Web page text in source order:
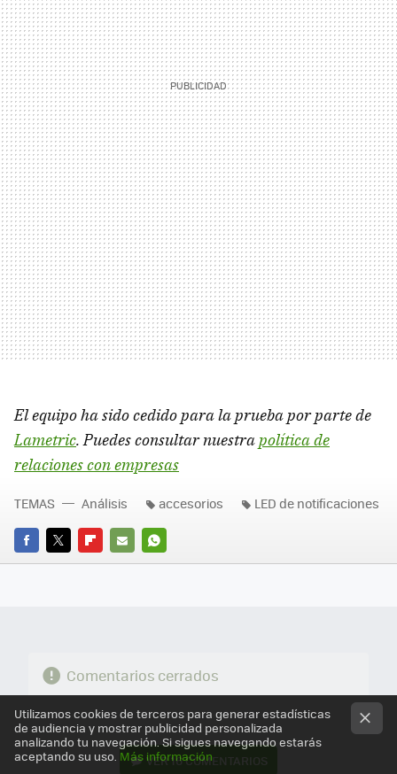
El equipo ha sido cedido para la prueba por parte de
Lametric. Puedes consultar nuestrapolítica de
relaciones con empresas
FACEBOOK
TWITTERFLIPBOARD
E-
WHATSAPP
TEMAS Análisis accesorios LED de notificaciones
Comentarios cerrados
VER16 COMENTARIOS
Utilizamos cookies de terceros para generar estadísticas
de audiencia y mostrar publicidad personalizada
analizando tu navegación. Si sigues navegando estarás
aceptando su uso. Más información